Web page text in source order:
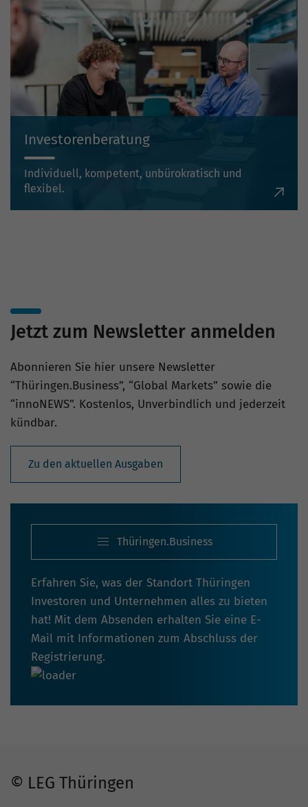
Investorenberatung
Individuell, kompetent, unbürokratisch und
flexibel.
Jetzt zum Newsletter anmelden
Abonnieren Sie hier unsere Newsletter
“Thüringen.Business”, “Global Markets” sowie die
“innoNEWS”. Kostenlos, Unverbindlich und jederzeit
kündbar.
Zu den aktuellen Ausgaben
Thüringen.Business
Erfahren Sie, was der Standort Thüringen
Investoren und Unternehmen alles zu bieten
hat! Mit dem Absenden erhalten Sie eine E-
Mail mit Informationen zum Abschluss der
Registrierung.
© LEG Thüringen